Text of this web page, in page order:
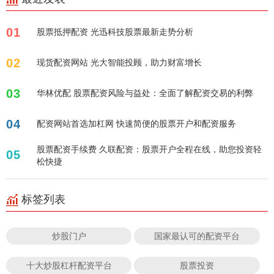
01 股票抵押配资 光迅科技股票最新走势分析
02 现货配资网站 光大智能投顾，助力财富增长
03 华林优配 股票配资风险与益处：全面了解配资交易的利弊
04 配资网站首选加杠网 快速简便的股票开户和配资服务
05
股票配资手续费 久联配资：股票开户全程在线，助您投资轻
松快捷
标签列表
炒股门户 国家最认可的配资平台
十大炒股杠杆配资平台 股票投资